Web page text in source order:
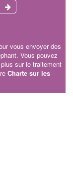
vous envoyer des
Vous pouvez
sur le traitement
Charte sur les